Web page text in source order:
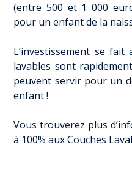
(entre 500 et 1 000
pour un enfant de la
L’investissement se
lavables sont
peuvent servir pour un
enfant !
Vous trouverez plus
à 100% aux Couches